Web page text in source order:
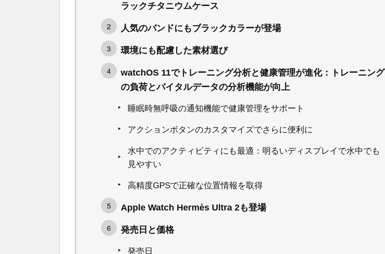
ラックチタニウムケース
人気のバンドにもブラックカラーが登場
環境にも配慮した素材選び
watchOS 11でトレーニング分析と健康管理が進化：トレーニング
の負荷とバイタルデータの分析機能が向上
睡眠時無呼吸の通知機能で健康管理をサポート
アクションボタンのカスタマイズでさらに便利に
水中でのアクティビティにも最適：明るいディスプレイで水中でも
見やすい
高精度GPSで正確な位置情報を取得
Apple Watch Hermès Ultra 2も登場
発売日と価格
発売日